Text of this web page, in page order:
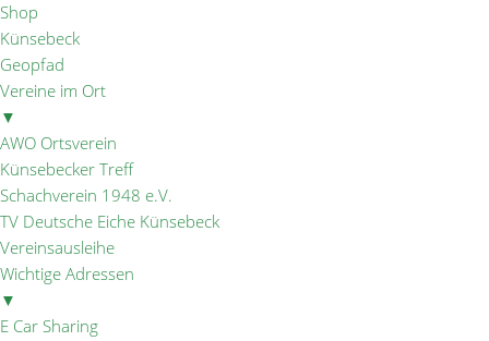
Shop
Künsebeck
Geopfad
Vereine im Ort
▼
AWO Ortsverein
Künsebecker Treff
Schachverein 1948 e.V.
TV Deutsche Eiche Künsebeck
Vereinsausleihe
Wichtige Adressen
▼
E Car Sharing